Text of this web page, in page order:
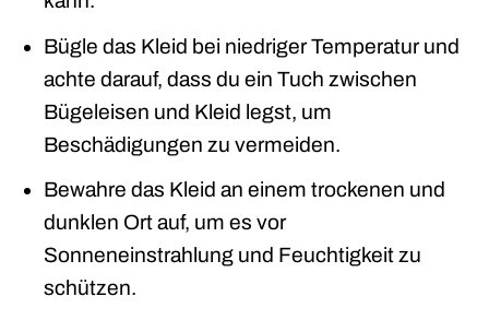
Bügle das Kleid bei niedriger Temperatur und
achte darauf, dass du ein Tuch zwischen
Bügeleisen und Kleid legst, um
Beschädigungen zu vermeiden.
Bewahre das Kleid an einem trockenen und
dunklen Ort auf, um es vor
Sonneneinstrahlung und Feuchtigkeit zu
schützen.